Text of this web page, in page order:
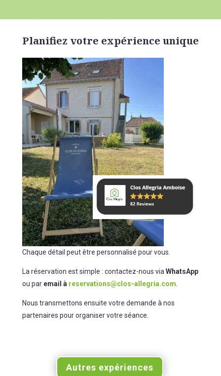
Planifiez votre expérience unique
Chaque détail peut être personnalisé pour vous.
La réservation est simple : contactez-nous viaWhatsApp
ou par email à reservations@clos-allegria.com.
Nous transmettons ensuite votre demande à nos
partenaires pour organiser votre séance.
Autres expériences